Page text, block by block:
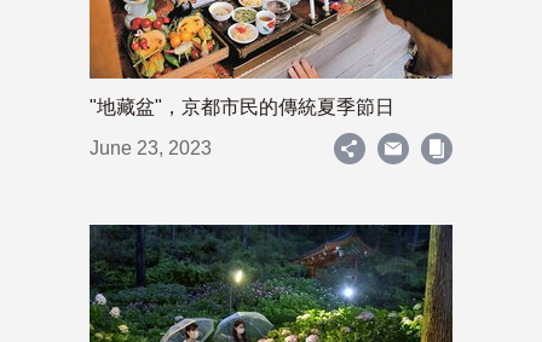
"地藏盆"，京都市民的傳統夏季節日
June 23, 2023